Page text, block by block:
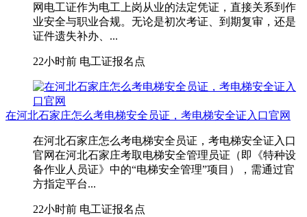
网电工证作为电工上岗从业的法定凭证，直接关系到作
业安全与职业合规。无论是初次考证、到期复审，还是
证件遗失补办、...
22小时前 电工证报名点
在河北石家庄怎么考电梯安全员证，考电梯安全证入口官网
在河北石家庄怎么考电梯安全员证，考电梯安全证入口
官网在河北石家庄考取‌电梯安全管理员证‌（即《特种设
备作业人员证》中的“电梯安全管理”项目），需通过官
方指定平台...
22小时前 电工证报名点